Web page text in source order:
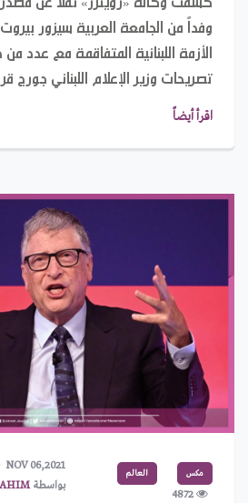
وفداً من الجامعة العربية سيزور بيروت
الأزمة اللبنانية المتفاقمة مع عدد
تصريحات وزير الإعلام اللبناني جورج
اقرأ أيضاً
مكس العالم
4872
NOV 06,2021
بواسطة